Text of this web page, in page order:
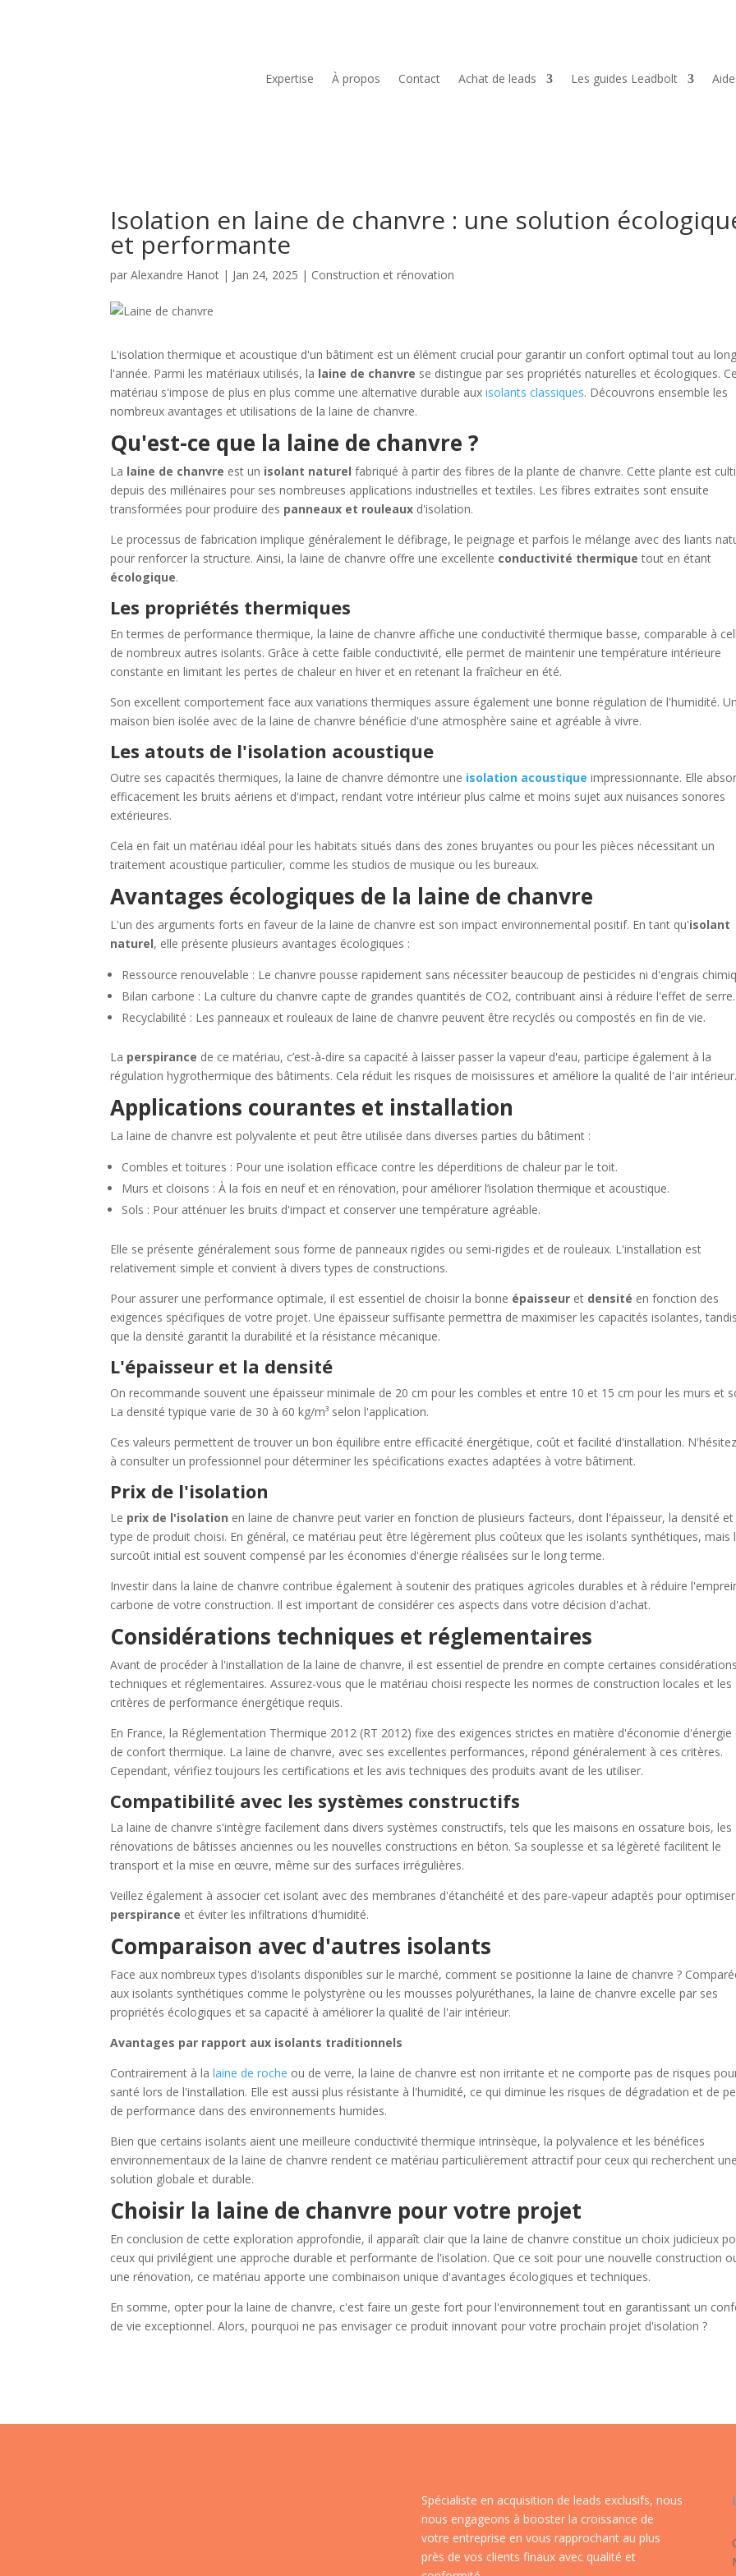
Expertise À propos Contact Achat de leads Les guides Leadbolt
Isolation en laine de chanvre : une solution
et performante
parAlexandre Hanot | Jan 24, 2025 | Construction et rénovation
L'isolation thermique et acoustique d'un bâtiment est un élément crucial pour garantir un confort optimal tout au
l'année. Parmi les matériaux utilisés, la laine de chanvre se distingue par ses propriétés naturelles et écologiques. Ce
matériau s'impose de plus en plus comme une alternative durable auxisolants classiques. Découvrons ensemble les
nombreux avantages et utilisations de la laine de chanvre.
Qu'est-ce que la laine de chanvre ?
La laine de chanvre est un isolant naturel fabriqué à partir des fibres de la plante de chanvre. Cette plante est
depuis des millénaires pour ses nombreuses applications industrielles et textiles. Les fibres extraites sont ensuite
transformées pour produire des panneaux et rouleaux d'isolation.
Le processus de fabrication implique généralement le défibrage, le peignage et parfois le mélange avec des liants
pour renforcer la structure. Ainsi, la laine de chanvre offre une excellente conductivité thermique tout en étant
écologique.
Les propriétés thermiques
En termes de performance thermique, la laine de chanvre affiche une conductivité thermique basse, comparable à
de nombreux autres isolants. Grâce à cette faible conductivité, elle permet de maintenir une température intérieure
constante en limitant les pertes de chaleur en hiver et en retenant la fraîcheur en été.
Son excellent comportement face aux variations thermiques assure également une bonne régulation de l'humidité.
maison bien isolée avec de la laine de chanvre bénéficie d'une atmosphère saine et agréable à vivre.
Les atouts de l'isolation acoustique
Outre ses capacités thermiques, la laine de chanvre démontre une isolation acoustique impressionnante. Elle
efficacement les bruits aériens et d'impact, rendant votre intérieur plus calme et moins sujet aux nuisances sonores
extérieures.
Cela en fait un matériau idéal pour les habitats situés dans des zones bruyantes ou pour les pièces nécessitant un
traitement acoustique particulier, comme les studios de musique ou les bureaux.
Avantages écologiques de la laine de chanvre
L'un des arguments forts en faveur de la laine de chanvre est son impact environnemental positif. En tant qu'isolant
naturel, elle présente plusieurs avantages écologiques :
Ressource renouvelable : Le chanvre pousse rapidement sans nécessiter beaucoup de pesticides ni d'engrais
Bilan carbone : La culture du chanvre capte de grandes quantités de CO2, contribuant ainsi à réduire l'effet de serre.
Recyclabilité : Les panneaux et rouleaux de laine de chanvre peuvent être recyclés ou compostés en fin de vie.
La perspirance de ce matériau, c’est-à-dire sa capacité à laisser passer la vapeur d'eau, participe également à la
régulation hygrothermique des bâtiments. Cela réduit les risques de moisissures et améliore la qualité de l'air intérieur.
Applications courantes et installation
La laine de chanvre est polyvalente et peut être utilisée dans diverses parties du bâtiment :
Combles et toitures : Pour une isolation efficace contre les déperditions de chaleur par le toit.
Murs et cloisons : À la fois en neuf et en rénovation, pour améliorer l’isolation thermique et acoustique.
Sols : Pour atténuer les bruits d'impact et conserver une température agréable.
Elle se présente généralement sous forme de panneaux rigides ou semi-rigides et de rouleaux. L'installation est
relativement simple et convient à divers types de constructions.
Pour assurer une performance optimale, il est essentiel de choisir la bonne épaisseur et densité en fonction des
exigences spécifiques de votre projet. Une épaisseur suffisante permettra de maximiser les capacités isolantes, tandis
que la densité garantit la durabilité et la résistance mécanique.
L'épaisseur et la densité
On recommande souvent une épaisseur minimale de 20 cm pour les combles et entre 10 et 15 cm pour les murs et
La densité typique varie de 30 à 60 kg/m³ selon l'application.
Ces valeurs permettent de trouver un bon équilibre entre efficacité énergétique, coût et facilité d'installation.
à consulter un professionnel pour déterminer les spécifications exactes adaptées à votre bâtiment.
Prix de l'isolation
Le prix de l'isolation en laine de chanvre peut varier en fonction de plusieurs facteurs, dont l'épaisseur, la densité et
type de produit choisi. En général, ce matériau peut être légèrement plus coûteux que les isolants synthétiques, mais
surcoût initial est souvent compensé par les économies d'énergie réalisées sur le long terme.
Investir dans la laine de chanvre contribue également à soutenir des pratiques agricoles durables et à réduire
carbone de votre construction. Il est important de considérer ces aspects dans votre décision d'achat.
Considérations techniques et réglementaires
Avant de procéder à l'installation de la laine de chanvre, il est essentiel de prendre en compte certaines considérations
techniques et réglementaires. Assurez-vous que le matériau choisi respecte les normes de construction locales et les
critères de performance énergétique requis.
En France, la Réglementation Thermique 2012 (RT 2012) fixe des exigences strictes en matière d'économie d'énergie
de confort thermique. La laine de chanvre, avec ses excellentes performances, répond généralement à ces critères.
Cependant, vérifiez toujours les certifications et les avis techniques des produits avant de les utiliser.
Compatibilité avec les systèmes constructifs
La laine de chanvre s'intègre facilement dans divers systèmes constructifs, tels que les maisons en ossature bois, les
rénovations de bâtisses anciennes ou les nouvelles constructions en béton. Sa souplesse et sa légèreté facilitent le
transport et la mise en œuvre, même sur des surfaces irrégulières.
Veillez également à associer cet isolant avec des membranes d'étanchéité et des pare-vapeur adaptés pour
perspirance et éviter les infiltrations d'humidité.
Comparaison avec d'autres isolants
Face aux nombreux types d'isolants disponibles sur le marché, comment se positionne la laine de chanvre ?
aux isolants synthétiques comme le polystyrène ou les mousses polyuréthanes, la laine de chanvre excelle par ses
propriétés écologiques et sa capacité à améliorer la qualité de l'air intérieur.
Avantages par rapport aux isolants traditionnels
Contrairement à lalaine de roche ou de verre, la laine de chanvre est non irritante et ne comporte pas de risques
santé lors de l'installation. Elle est aussi plus résistante à l'humidité, ce qui diminue les risques de dégradation et de
de performance dans des environnements humides.
Bien que certains isolants aient une meilleure conductivité thermique intrinsèque, la polyvalence et les bénéfices
environnementaux de la laine de chanvre rendent ce matériau particulièrement attractif pour ceux qui recherchent une
solution globale et durable.
Choisir la laine de chanvre pour votre projet
En conclusion de cette exploration approfondie, il apparaît clair que la laine de chanvre constitue un choix judicieux
ceux qui privilégient une approche durable et performante de l'isolation. Que ce soit pour une nouvelle construction
une rénovation, ce matériau apporte une combinaison unique d'avantages écologiques et techniques.
En somme, opter pour la laine de chanvre, c'est faire un geste fort pour l'environnement tout en garantissant un
de vie exceptionnel. Alors, pourquoi ne pas envisager ce produit innovant pour votre prochain projet d'isolation ?
Spécialiste en acquisition de leads exclusifs, nous
nous engageons à booster la croissance de
votre entreprise en vous rapprochant au plus
près de vos clients finaux avec qualité et